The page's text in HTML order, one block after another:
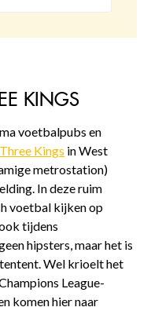
KINGS
voetbalpubs en
Kings in West
metrostation)
In deze ruim
voetbal kijken op
tijdens
hipsters, maar het is
Wel krioelt het
League-
komen hier naar